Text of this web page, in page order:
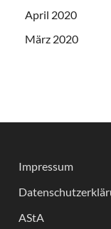
April 2020
März 2020
Impressum
AStA